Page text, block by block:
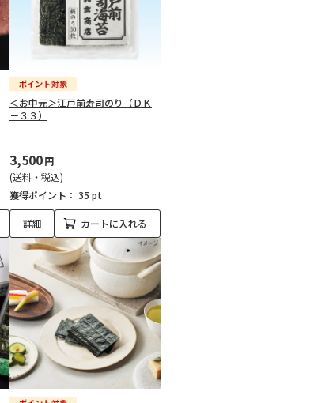
＜お中元＞江戸前寿司のり（ＤＫ
－３３）
3,500円
(送料・税込)
獲得ポイント： 35 pt
詳細 カートに入れる